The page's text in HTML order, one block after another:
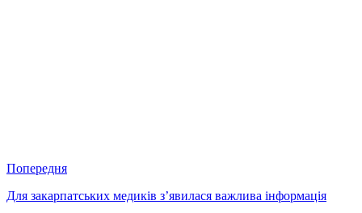
Попередня
Для закарпатських медиків з’явилася важлива інформація